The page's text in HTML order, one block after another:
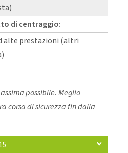
di centraggio:
alte prestazioni (altri
possibile. Meglio
corsa di sicurezza fin dalla